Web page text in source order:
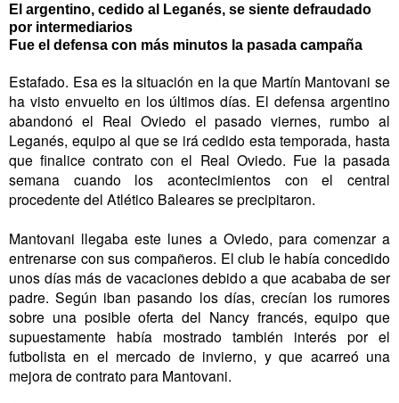
El argentino, cedido al Leganés, se siente defraudado
por intermediarios
Fue el defensa con más minutos la pasada campaña
Estafado. Esa es la situación en la que Martín Mantovani se
ha visto envuelto en los últimos días. El defensa argentino
abandonó el Real Oviedo el pasado viernes, rumbo al
Leganés, equipo al que se irá cedido esta temporada, hasta
que finalice contrato con el Real Oviedo. Fue la pasada
semana cuando los acontecimientos con el central
procedente del Atlético Baleares se precipitaron.
Mantovani llegaba este lunes a Oviedo, para comenzar a
entrenarse con sus compañeros. El club le había concedido
unos días más de vacaciones debido a que acababa de ser
padre. Según iban pasando los días, crecían los rumores
sobre una posible oferta del Nancy francés, equipo que
supuestamente había mostrado también interés por el
futbolista en el mercado de invierno, y que acarreó una
mejora de contrato para Mantovani.